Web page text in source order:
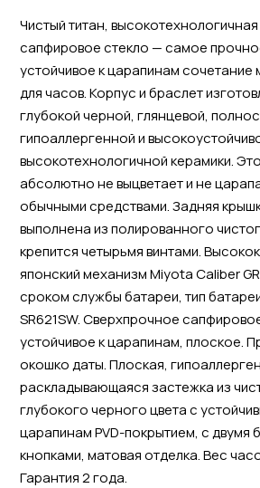
Чистый титан,
сапфировое стекло — самое
устойчивое к царапинам сочетание
для часов. Корпус и браслет
глубокой черной, глянцевой,
гипоаллергенной и
высокотехнологичной керамики.
абсолютно не выцветает и не
обычными средствами. Задняя
выполнена из полированного
крепится четырьмя винтами.
японский механизм Miyota Caliber
сроком службы батареи, тип
SR621SW. Сверхпрочное
устойчивое к царапинам, плоское.
окошко даты. Плоская,
раскладывающаяся застежка из
глубокого черного цвета с
царапинам PVD-покрытием, с двумя
кнопками, матовая отделка. Вес
Гарантия 2 года.